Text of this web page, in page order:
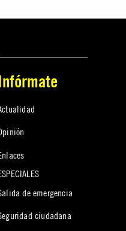
de emergencia
ciudadana